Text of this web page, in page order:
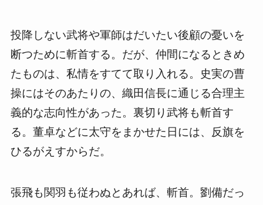
投降しない武将や軍師はだいたい後顧の憂いを
断つために斬首する。だが、仲間になるときめ
たものは、私情をすてて取り入れる。史実の曹
操にはそのあたりの、織田信長に通じる合理主
義的な志向性があった。裏切り武将も斬首す
る。董卓などに太守をまかせた日には、反旗を
ひるがえすからだ。
張飛も関羽も従わぬとあれば、斬首。劉備だっ